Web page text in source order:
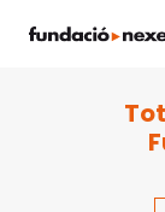
Labs Projectes
index.php